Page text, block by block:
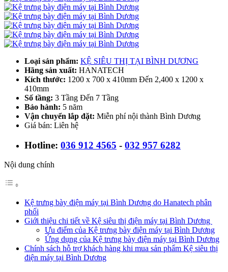
Loại sản phẩm: KỆ SIÊU THỊ TẠI BÌNH DƯƠNG
Hãng sản xuất: HANATECH
Kích thước: 1200 x 700 x 410mm Đến 2,400 x 1200 x
410mm
Số tầng: 3 Tầng Đến 7 Tầng
Bảo hành: 5 năm
Vận chuyển lắp đặt: Miễn phí nội thành Bình Dương
Giá bán: Liên hệ
Hotline: 036 912 4565 - 032 957 6282
Nội dung chính
Kệ trưng bày điện máy tại Bình Dương do Hanatech phân
phối
Giới thiệu chi tiết về Kệ siêu thị điện máy tại Bình Dương
​Ưu điểm của Kệ trưng bày điện máy tại Bình Dương
Ứng dụng của Kệ trưng bày điện máy tại Bình Dương
Chính sách hỗ trợ khách hàng khi mua sản phẩm Kệ siêu thị
điện máy tại Bình Dương